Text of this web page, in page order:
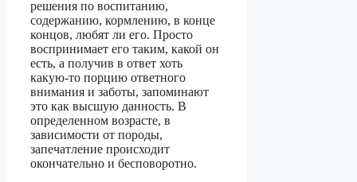
решения по воспитанию,
содержанию, кормлению, в конце
концов, любят ли его. Просто
воспринимает его таким, какой он
есть, а получив в ответ хоть
какую-то порцию ответного
внимания и заботы, запоминают
это как высшую данность. В
определенном возрасте, в
зависимости от породы,
запечатление происходит
окончательно и бесповоротно.